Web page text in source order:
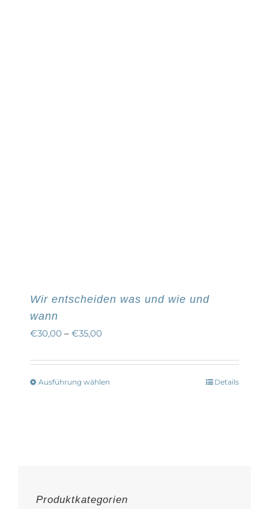
Wir entscheiden was und wie und
wann
€30,00 – €35,00
Ausführung wählen Details
Produktkategorien